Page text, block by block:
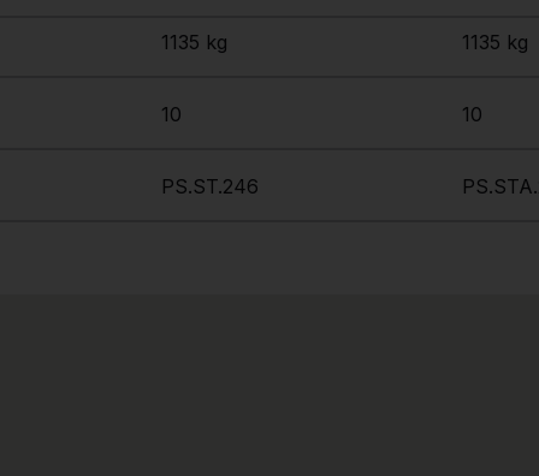
1135 kg
10
PS.ST.246
1135 kg
10